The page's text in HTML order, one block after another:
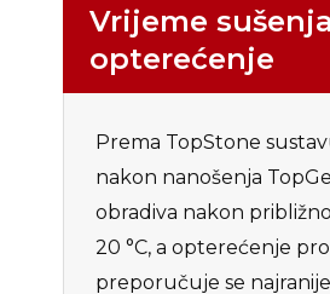
Vrijeme
opterećenje
Prema TopStone
nakon nanošenja
obradiva nakon
20 °C, a opterećenje
preporučuje se